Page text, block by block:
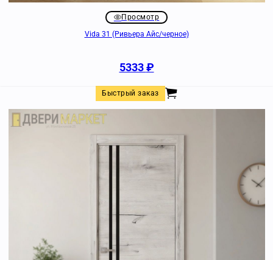
Просмотр
Vida 31 (Ривьера Айс/черное)
5333₽
Быстрый заказ